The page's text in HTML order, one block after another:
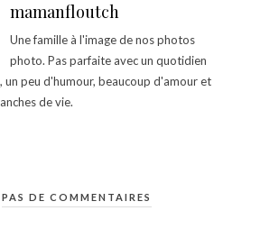
mamanfloutch
Une famille à l'image de nos photos
photo. Pas parfaite avec un quotidien
un peu d'humour, beaucoup d'amour et
de vie.
PAS DE COMMENTAIRES